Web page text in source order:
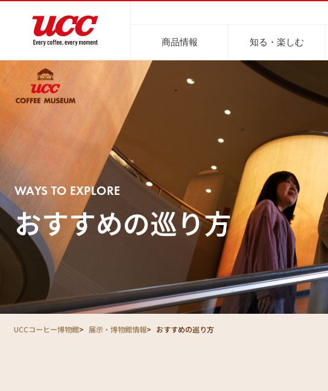
商品情報 知る・楽しむ
商品情報一覧
レギュラーコーヒー インスタントコーヒー
知る・楽しむ一覧
おいしいコーヒーの淹れ方 コーヒー百科
おでかけ・イベント情報一覧
UCCコーヒー博物館 UCCコーヒーアカデミー
サステナビリティ
企業情報
WAYS TO EXPLORE
おすすめの巡り方​
UCCコーヒー博物館 展示・博物館情報 おすすめの巡り方​